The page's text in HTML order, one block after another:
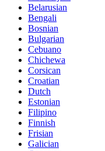
Belarusian
Bengali
Bosnian
Bulgarian
Cebuano
Chichewa
Corsican
Croatian
Dutch
Estonian
Filipino
Finnish
Frisian
Galician